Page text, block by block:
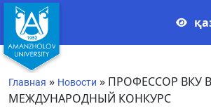
Главная » Новости » ПРОФЕССОР ВКУ
МЕЖДУНАРОДНЫЙ КОНКУРС